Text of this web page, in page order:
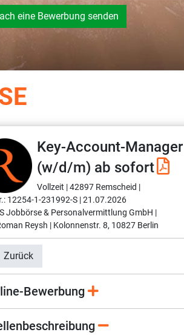
eine Bewerbung senden
Key-Account-Manager
(w/d/m) ab sofort
Vollzeit |42897 Remscheid |
12254-1-231992-S |21.07.2026
Jobbörse & Personalvermittlung GmbH |
Reysh | Kolonnenstr. 8, 10827 Berlin
Zurück
Bewerbung